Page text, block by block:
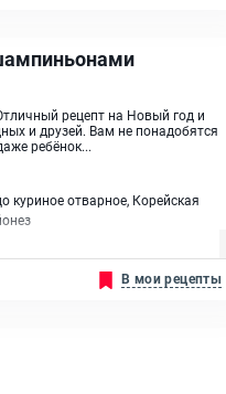
рецепт на Новый год и
и друзей. Вам не понадобятся
ребёнок...
отварное, Корейская
В мои рецепты